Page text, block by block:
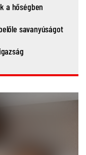
a hőségben
savanyúságot